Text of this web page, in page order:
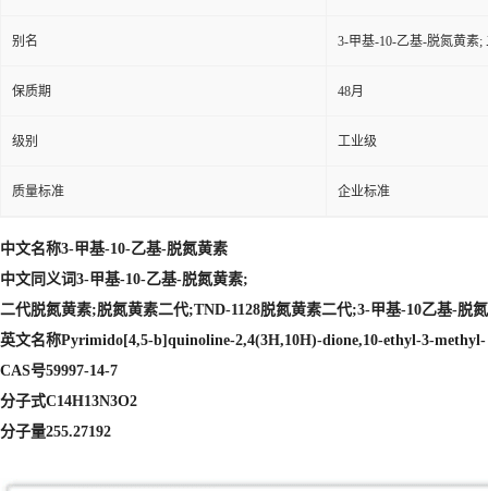
别名 3-甲基-10-乙基-脱氮黄素
保质期 48月
级别 工业级
质量标准 企业标准
中文名称3-甲基-10-乙基-脱氮黄素
中文同义词3-甲基-10-乙基-脱氮黄素;
二代脱氮黄素;脱氮黄素二代;TND-1128脱氮黄素二代;3-甲基-10乙基-脱
英文名称Pyrimido[4,5-b]quinoline-2,4(3H,10H)-dione,10-ethyl-3-methyl-
CAS号59997-14-7
分子式C14H13N3O2
分子量255.27192